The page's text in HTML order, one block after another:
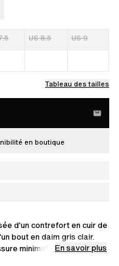
US 8.5 US 9
Tableau des tailles
en boutique
d'un contrefort en cuir de
bout en daim gris clair.
minimaliste présente
En savoir plus